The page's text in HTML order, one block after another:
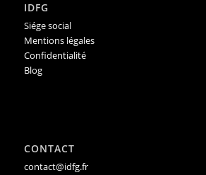
IDFG
Siége social
Mentions légales
Confidentialité
Blog
CONTACT
contact@idfg.fr